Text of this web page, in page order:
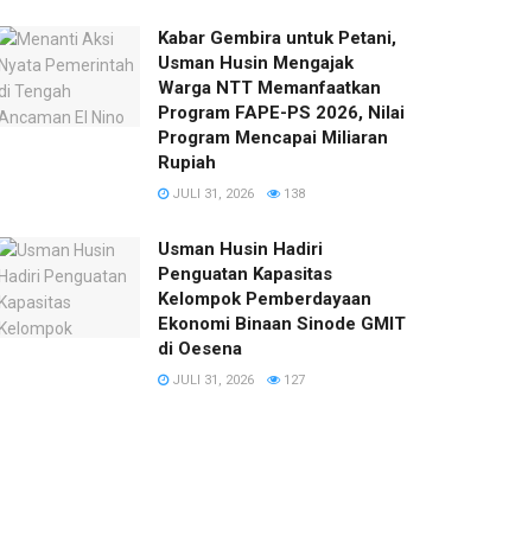
Kabar Gembira untuk Petani,
Usman Husin Mengajak
Warga NTT Memanfaatkan
Program FAPE-PS 2026, Nilai
Program Mencapai Miliaran
Rupiah
JULI 31, 2026 138
​Usman Husin Hadiri
Penguatan Kapasitas
Kelompok Pemberdayaan
Ekonomi Binaan Sinode GMIT
di Oesena
JULI 31, 2026 127